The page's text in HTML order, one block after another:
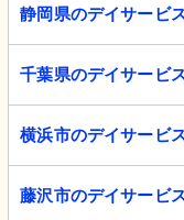
静岡県のデイサービ
千葉県のデイサービ
横浜市のデイサービ
藤沢市のデイサービ